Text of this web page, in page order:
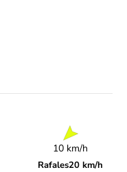
10 km/h
Rafales20 km/h